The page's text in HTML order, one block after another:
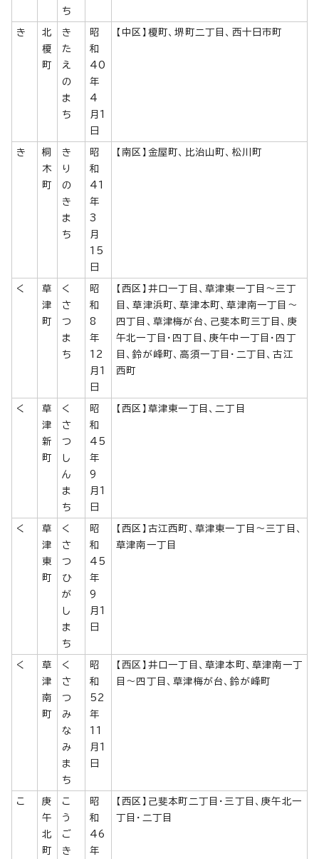
ち
き
北
榎
町
き
た
え
の
ま
ち
昭
和
40
年
4
月1
日
【中区】榎町、堺町二丁目、西十日市町
き
桐
木
町
き
り
の
き
ま
ち
昭
和
41
年
3
月
15
日
【南区】金屋町、比治山町、松川町
く
草
津
町
く
さ
つ
ま
ち
昭
和
8
年
12
月1
日
【西区】井口一丁目、草津東一丁目～三丁
目、草津浜町、草津本町、草津南一丁目～
四丁目、草津梅が台、己斐本町三丁目、庚
午北一丁目・四丁目、庚午中一丁目・四丁
目、鈴が峰町、高須一丁目・二丁目、古江
西町
く
草
津
新
町
く
さ
つ
し
ん
ま
ち
昭
和
45
年
9
月1
日
【西区】草津東一丁目、二丁目
く
草
津
東
町
く
さ
つ
ひ
が
し
ま
ち
昭
和
45
年
9
月1
日
【西区】古江西町、草津東一丁目～三丁目、
草津南一丁目
く
草
津
南
町
く
さ
つ
み
な
み
ま
ち
昭
和
52
年
11
月1
日
【西区】井口一丁目、草津本町、草津南一丁
目～四丁目、草津梅が台、鈴が峰町
こ
庚
午
北
町
こ
う
ご
き
昭
和
46
年
【西区】己斐本町二丁目・三丁目、庚午北一
丁目・二丁目